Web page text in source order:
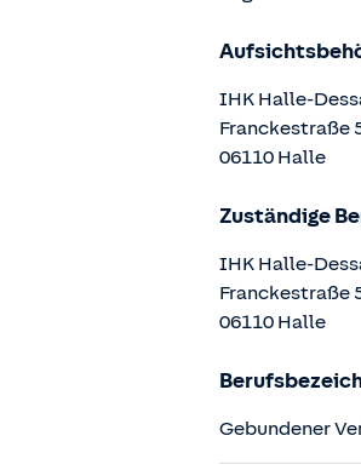
IHK Halle-
Franckestraße
06110 Halle
Zuständige
IHK Halle-
Franckestraße
06110 Halle
Gebundener